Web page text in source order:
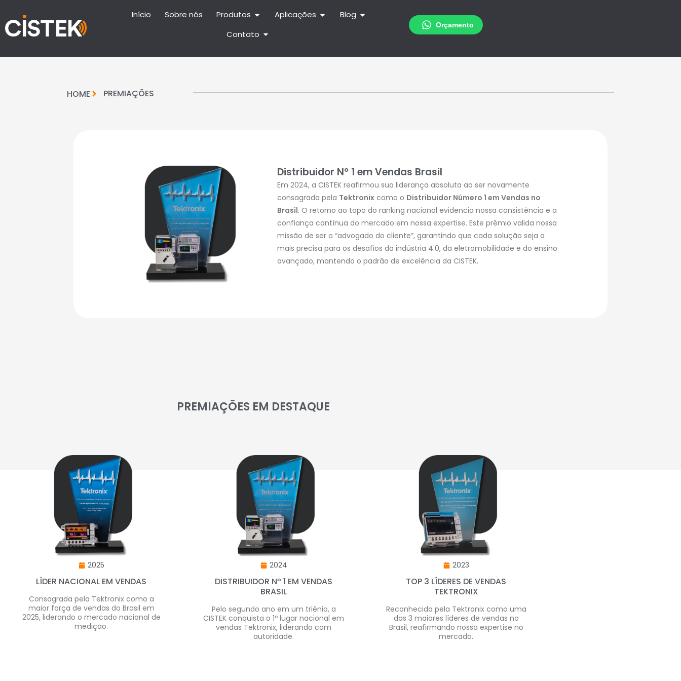
Início Sobre nós Produtos Aplicações
Blog
Contato
HOME PREMIAÇÕES
Distribuidor Nº 1 em Vendas Brasil
Em 2024, a CISTEK reafirmou sua liderança absoluta ao ser novamente
consagrada pela Tektronix como o Distribuidor Número 1 em Vendas no
Brasil. O retorno ao topo do ranking nacional evidencia nossa consistência e a
confiança contínua do mercado em nossa expertise. Este prêmio valida nossa
missão de ser o “advogado do cliente”, garantindo que cada solução seja a
mais precisa para os desafios da indústria 4.0, da eletromobilidade e do ensino
avançado, mantendo o padrão de excelência da CISTEK.
PREMIAÇÕES EM DESTAQUE
2025
LÍDER NACIONAL EM VENDAS
Consagrada pela Tektronix como a
maior força de vendas do Brasil em
2025, liderando o mercado nacional de
medição.
2024
DISTRIBUIDOR Nº 1 EM VENDAS
BRASIL
Pelo segundo ano em um triênio, a
CISTEK conquista o 1º lugar nacional em
vendas Tektronix, liderando com
autoridade.
2023
TOP 3 LÍDERES DE VENDAS
TEKTRONIX
Reconhecida pela Tektronix como uma
das 3 maiores líderes de vendas no
Brasil, reafirmando nossa expertise no
mercado.